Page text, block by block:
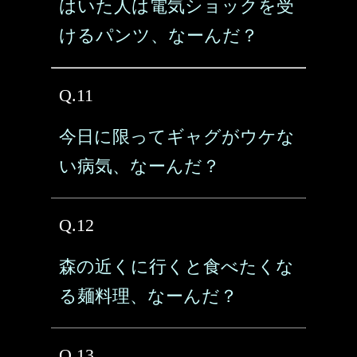
はいた人は電気ショックを受
けるパンツ、なーんだ？
Q.11
今日に限ってギャグがウケな
い病気、なーんだ？
Q.12
森の近くに行くと食べたくな
る麺料理、なーんだ？